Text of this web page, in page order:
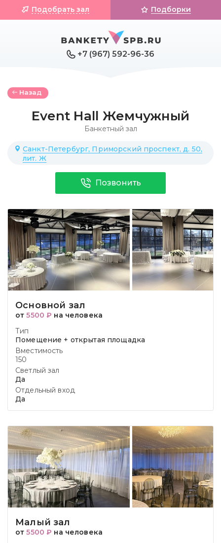
+7 (967) 592-96-36
Подобрать зал Подборки
Назад
Event Hall Жемчужный
Банкетный зал
Санкт-Петербург, Приморский проспект, д. 50,
лит. Ж
Позвонить
Основной зал
от5500 ₽ на человека
Тип
Помещение + открытая площадка
Вместимость
150
Светлый зал
Да
Отдельный вход
Да
Малый зал
от5500 ₽ на человека